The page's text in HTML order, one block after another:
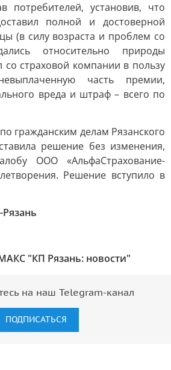
потребителей, установив, что
полной и достоверной
(в силу возраста и проблем со
относительно природы
со страховой компании в пользу
часть премии,
вреда и штраф – всего по
гражданским делам Рязанского
решение без изменения,
ООО «АльфаСтрахование-
Решение вступило в
"КП Рязань: новости"
на наш Telegram-канал
ПОДПИСАТЬСЯ